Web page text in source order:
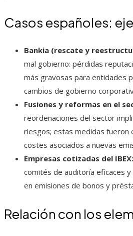
Casos españoles:
Bankia (rescate y
mal gobierno: pérdidas
más gravosas para entidades
cambios de gobierno
Fusiones y reformas en el
reordenaciones del sector
riesgos; estas medidas fueron
costes asociados a nuevas
Empresas cotizadas del IBEX:
comités de auditoría eficaces
en emisiones de bonos y
Relación con los